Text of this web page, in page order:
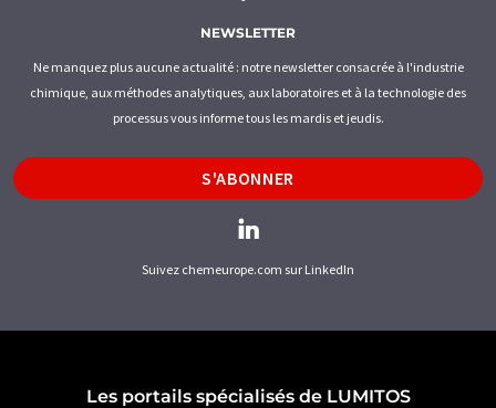
NEWSLETTER
Ne manquez plus aucune actualité : notre newsletter consacrée à l'industrie
chimique, aux méthodes analytiques, aux laboratoires et à la technologie des
processus vous informe tous les mardis et jeudis.
S'ABONNER
Suivez chemeurope.com sur LinkedIn
Les portails spécialisés de LUMITOS